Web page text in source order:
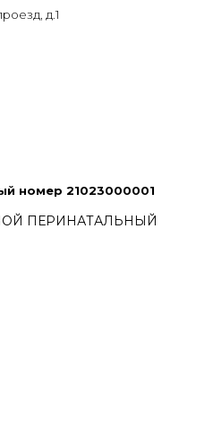
д.1
номер 21023000001
ПЕРИНАТАЛЬНЫЙ